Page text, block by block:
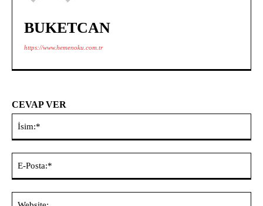
BUKETCAN
https://www.hemenoku.com.tr
CEVAP VER